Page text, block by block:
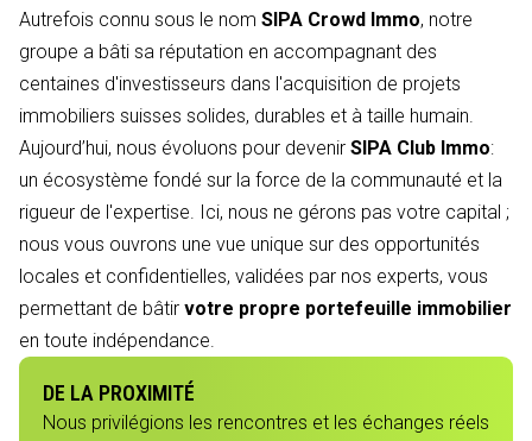
Autrefois connu sous le nom SIPA Crowd Immo, notre
groupe a bâti sa réputation en accompagnant des
centaines d'investisseurs dans l'acquisition de projets
immobiliers suisses solides, durables et à taille humain.
Aujourd’hui, nous évoluons pour devenir SIPA Club Immo:
un écosystème fondé sur la force de la communauté et la
rigueur de l'expertise. Ici, nous ne gérons pas votre capital ;
nous vous ouvrons une vue unique sur des opportunités
locales et confidentielles, validées par nos experts, vous
permettant de bâtir votre propre portefeuille immobilier
en toute indépendance.
DE LA PROXIMITÉ
Nous privilégions les rencontres et les échanges réels